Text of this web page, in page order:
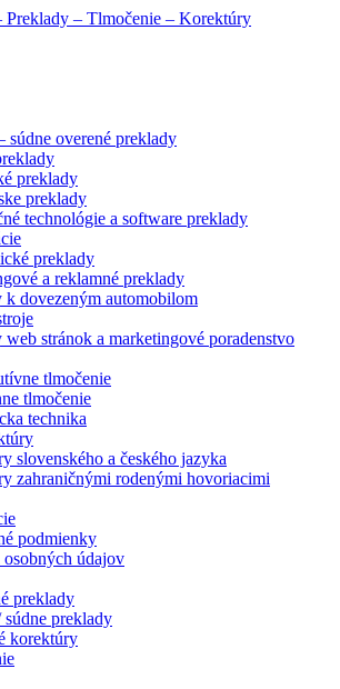
súdne overené preklady
preklady
preklady
technológie a software preklady
preklady
a reklamné preklady
k dovezeným automobilom
web stránok a marketingové poradenstvo
tlmočenie
tlmočenie
technika
slovenského a českého jazyka
zahraničnými rodenými hovoriacimi
podmienky
osobných údajov
preklady
súdne preklady
korektúry